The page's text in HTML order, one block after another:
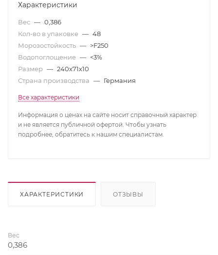
Характеристики
Вес — 0,386
Кол-во в упаковке — 48
Морозостойкость — >F250
Водопоглощение — <3%
Размер — 240x71x10
Страна производства — Германия
Все характеристики
Информация о ценах на сайте носит справочный характер
и не является публичной офертой. Чтобы узнать
подробнее, обратитесь к нашим специалистам.
ХАРАКТЕРИСТИКИ ОТЗЫВЫ
Вес
0,386